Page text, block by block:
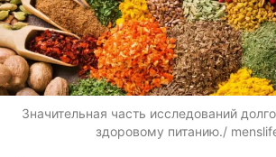
Значительная часть исследований
здоровому питанию./